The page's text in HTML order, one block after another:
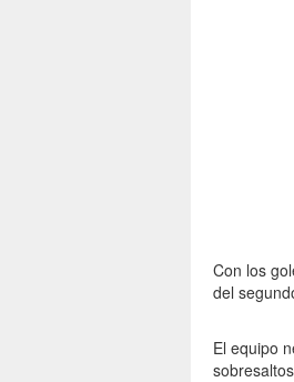
Con los
del
El equipo